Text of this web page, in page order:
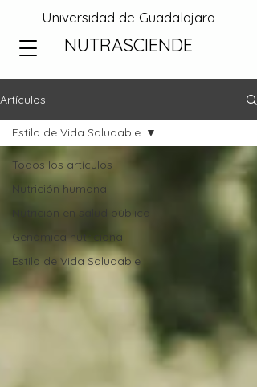
Universidad de Guadalajara
NUTRASCIENDE
Artículos
Todos los artículos
Nutrición humana
Nutrición en salud pública
Genómica nutricional
Estilo de Vida Saludable
Estilo de Vida Saludable